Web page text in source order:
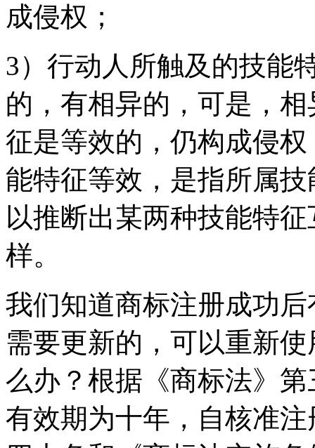
成侵权；
3）行动人所触及的技能
的，有相异的，可是，
征是等效的，仍构成侵
能特征等效，是指所属
以推断出某两种技能特
样。
我们知道商标注册成功
需要更新的，可以重新
么办？根据《商标法》
有效期为十年，自核准